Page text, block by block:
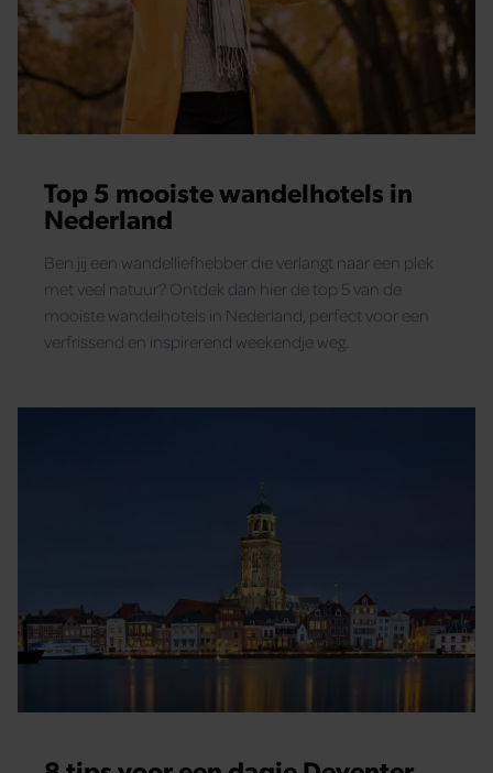
Top 5 mooiste wandelhotels in
Nederland
Ben jij een wandelliefhebber die verlangt naar een plek
met veel natuur? Ontdek dan hier de top 5 van de
mooiste wandelhotels in Nederland, perfect voor een
verfrissend en inspirerend weekendje weg.